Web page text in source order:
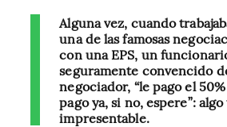
Alguna vez, cuando
una de las famosas
con una EPS, un
seguramente convencido
negociador, “le pago el
pago ya, si no, espere”:
impresentable.